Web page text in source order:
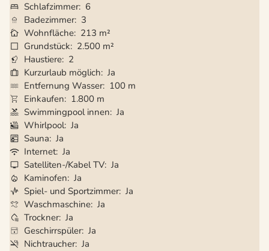
Schlafzimmer 6
Badezimmer 3
Wohnfläche 213 m²
Grundstück
2.500 m²
Haustiere 2
Kurzurlaub möglich Ja
Entfernung Wasser 100 m
Einkaufen
1.800 m
Swimmingpool innen Ja
Whirlpool Ja
Sauna Ja
Internet Ja
Satelliten-/Kabel TV Ja
Kaminofen Ja
Spiel- und Sportzimmer Ja
Waschmaschine Ja
Trockner Ja
Geschirrspüler Ja
Nichtraucher Ja